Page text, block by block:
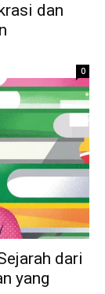
dan
0
dari
yang